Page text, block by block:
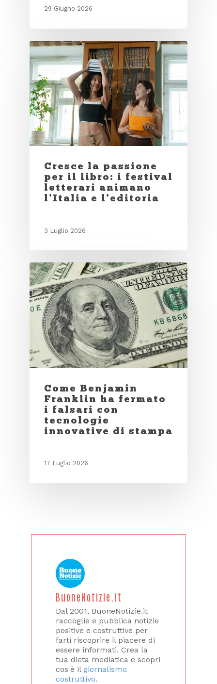
29 Giugno 2026
Cresce la passione
per il libro: i festival
letterari animano
l’Italia e l’editoria
3 Luglio 2026
Come Benjamin
Franklin ha fermato
i falsari con
tecnologie
innovative di stampa
17 Luglio 2026
BuoneNotizie.it
Dal 2001, BuoneNotizie.it
raccoglie e pubblica notizie
positive e costruttive per
farti riscoprire il piacere di
essere informati. Crea la
tua dieta mediatica e scopri
cos'è il giornalismo
costruttivo.